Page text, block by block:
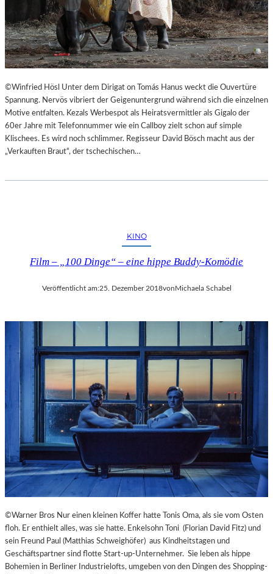
©Winfried Hösl Unter dem Dirigat on Tomás Hanus weckt die Ouvertüre
Spannung. Nervös vibriert der Geigenuntergrund während sich die einzelnen
Motive entfalten. Kezals Werbespot als Heiratsvermittler als Gigalo der
60er Jahre mit Telefonnummer wie ein Callboy zielt schon auf simple
Klischees. Es wird noch schlimmer. Regisseur David Bösch macht aus der
„Verkauften Braut“, der tschechischen…
KINO
Film – „100 Dinge“ – eine hippe Buddy-Komödie
Veröffentlicht am:25. Dezember 2018vonMichaela Schabel
©Warner Bros Nur einen kleinen Koffer hatte Tonis Oma, als sie vom Osten
floh. Er enthielt alles, was sie hatte. Enkelsohn Toni (Florian David Fitz) und
sein Freund Paul (Matthias Schweighöfer) aus Kindheitstagen und
Geschäftspartner sind flotte Start-up-Unternehmer. Sie leben als hippe
Bohemien in Berliner Industrielofts, umgeben von den Dingen des Shopping-